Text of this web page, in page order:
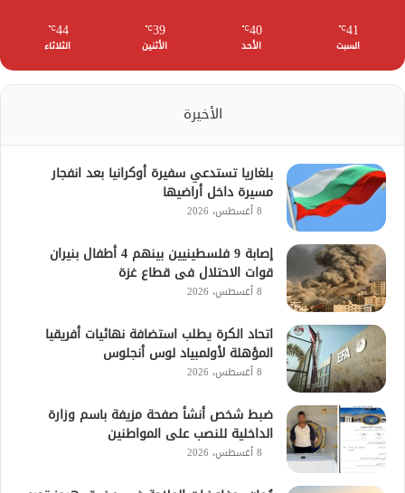
41
℃
السبت
40
℃
الأحد
39
℃
الأثنين
44
℃
الثلاثاء
الأخيرة
بلغاريا تستدعي سفيرة أوكرانيا بعد انفجار
مسيرة داخل أراضيها
8 أغسطس، 2026
إصابة 9 فلسطينيين بينهم 4 أطفال بنيران
قوات الاحتلال فى قطاع غزة
8 أغسطس، 2026
اتحاد الكرة يطلب استضافة نهائيات أفريقيا
المؤهلة لأولمبياد لوس أنجلوس
8 أغسطس، 2026
ضبط شخص أنشأ صفحة مزيفة باسم وزارة
الداخلية للنصب على المواطنين
8 أغسطس، 2026